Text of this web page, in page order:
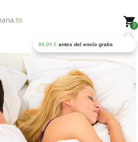
0
80,00 € antes del envío gratis